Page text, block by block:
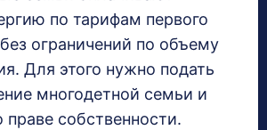
по тарифам первого
ограничений по объему
Для этого нужно подать
многодетной семьи и
праве собственности.